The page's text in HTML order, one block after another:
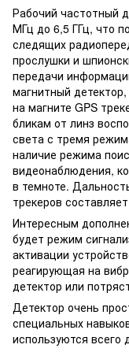
Рабочий частотный
МГц до 6,5 ГГц, что
следящих
прослушки и
передачи
магнитный
на магните GPS
бликам от линз
света с тремя
наличие режима
видеонаблюдения,
в темноте.
трекеров
Интересным
будет режим
активации
реагирующая на
детектор или
Детектор очень
специальных
используются всего